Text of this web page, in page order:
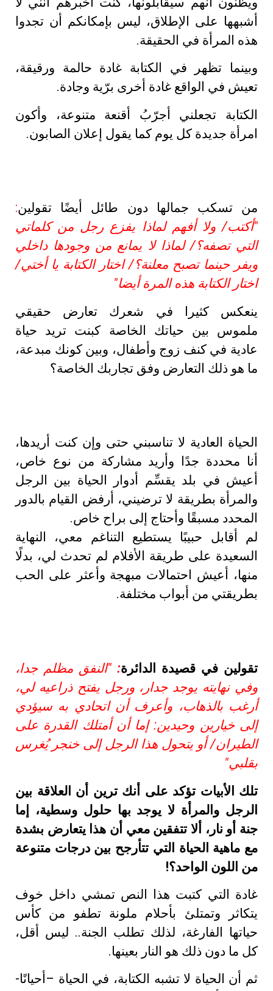
أشبهها على الإطلاق، ليس بإمكانكم أن تجدوا
هذه المرأة في الحقيقة.
وبينما تظهر في الكتابة غادة حالمة ورقيقة،
تعيش في الواقع غادة أخرى برّية وجادة.
الكتابة تجعلني أجرّبُ أقنعة متنوعة، وأكون
امرأة جديدة كل يوم كما يقول إعلان الصابون.
من تسكب جمالها دون طائل أيضًا تقولين:
"أكتب/ ولا أفهم لماذا يفزع رجل من كلماتي
التي تصفه؟/ لماذا لا يمانع من وجودها داخلي
ويفر حينما تصبح معلنة؟/ اختار الكتابة يا أختي/
اختار الكتابة هذه المرة أيضا"
ينعكس كثيرا في شعرك تعارض حقيقي
ملموس بين حياتك الخاصة كبنت تريد حياة
عادية في كنف زوج وأطفال، وبين كونك مبدعة،
ما هو ذلك التعارض وفق تجاربك الخاصة؟
الحياة العادية لا تناسبني حتى وإن كنت أريدها،
أنا محددة جدًا وأريد مشاركة من نوع خاص،
أعيش في بلد يقسِّم أدوار الحياة بين الرجل
والمرأة بطريقة لا ترضيني، أرفض القيام بالدور
المحدد مسبقًا وأحتاج إلى براح خاص.
لم أقابل حبيبًا يستطيع التناغم معي، النهاية
السعيدة على طريقة الأفلام لم تحدث لي، بدلًا
منها، أعيش احتمالات مبهجة وأعثر على الحب
بطريقتي من أبواب مختلفة.
تقولين في قصيدة الدائرة: "النفق مظلم جدا،
وفي نهايته يوجد جدار، ورجل يفتح ذراعيه لي،
أرغب بالذهاب، وأعرف أن اتحادي به سيؤدي
إلى خيارين وحيدين: إما أن أمتلك القدرة على
الطيران/ أو يتحول هذا الرجل إلى خنجر يُغرس
بقلبي"
تلك الأبيات تؤكد على أنك ترين أن العلاقة بين
الرجل والمرأة لا يوجد بها حلول وسطية، إما
جنة أو نار، ألا تتفقين معي أن هذا يتعارض بشدة
مع ماهية الحياة التي تتأرجح بين درجات متنوعة
من اللون الواحد؟!
غادة التي كتبت هذا النص تمشي داخل خوف
يتكاثر وتمتلئ بأحلام ملونة تطفو من كأس
حياتها الفارغة، لذلك تطلب الجنة.. ليس أقل،
كل ما دون ذلك هو النار بعينها.
ثم أن الحياة لا تشبه الكتابة، في الحياة –أحيانًا-